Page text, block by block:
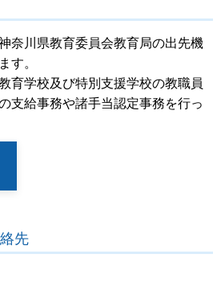
奈川県教育委員会教育局の出先機
す。
育学校及び特別支援学校の教職員
支給事務や諸手当認定事務を行っ
先